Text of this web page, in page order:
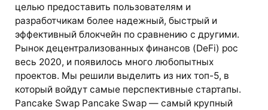
целью предоставить пользователям и
разработчикам более надежный, быстрый и
эффективный блокчейн по сравнению с другими.
Рынок децентрализованных финансов (DeFi) рос
весь 2020, и появилось много любопытных
проектов. Мы решили выделить из них топ-5, в
который войдут самые перспективные стартапы.
Pancake Swap Pancake Swap — самый крупный